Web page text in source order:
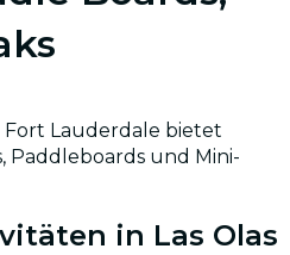
Fort Lauderdale bietet
Paddleboards und Mini-
in Las Olas